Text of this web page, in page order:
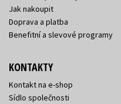
Jak nakoupit
Doprava a platba
Benefitní a slevové programy
KONTAKTY
Kontakt na e-shop
Sídlo společnosti